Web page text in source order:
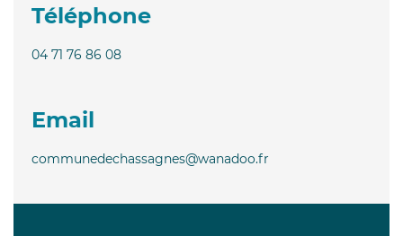
Téléphone
04 71 76 86 08
Email
communedechassagnes@wanadoo.fr